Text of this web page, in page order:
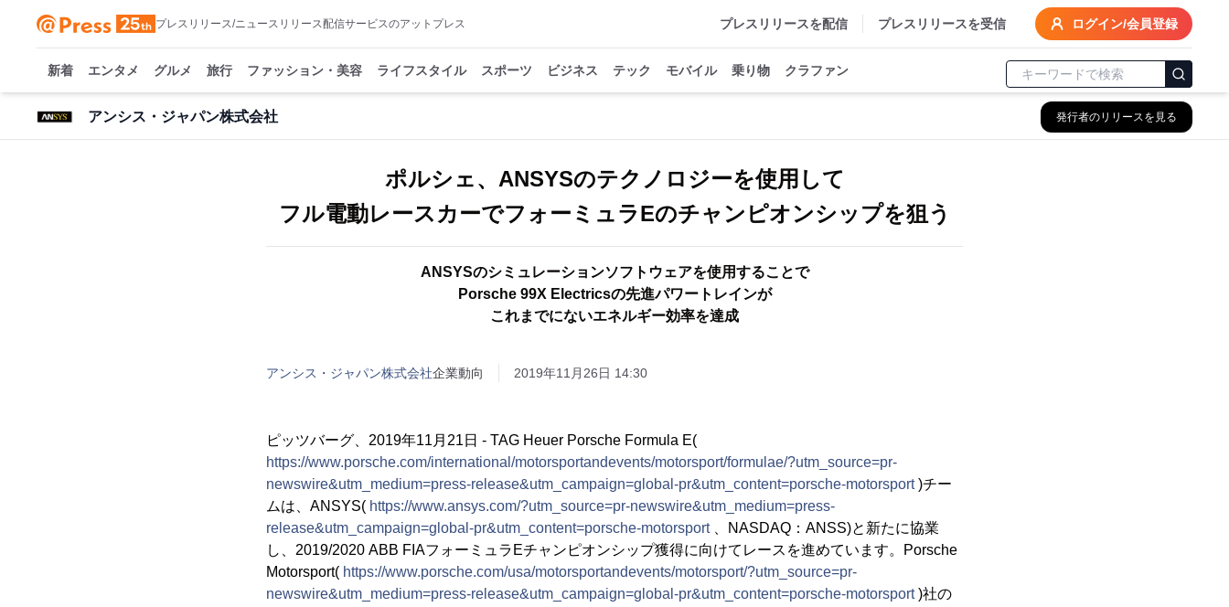
プレスリリース/ニュースリリース配信サービスのアットプレス プレスリリースを配信 プレスリリースを受信 ログイン/会員登録
新着 エンタメ グルメ 旅行 ファッション・美容 ライフスタイル スポーツ ビジネス テック モバイル 乗り物 クラファン
アンシス・ジャパン株式会社 発行者のリリースを見る
ポルシェ、ANSYSのテクノロジーを使用して
フル電動レースカーでフォーミュラEのチャンピオンシップを狙う
ANSYSのシミュレーションソフトウェアを使用することで
Porsche 99X Electricsの先進パワートレインが
これまでにないエネルギー効率を達成
アンシス・ジャパン株式会社企業動向 2019年11月26日 14:30
ピッツバーグ、2019年11月21日 - TAG Heuer Porsche Formula E(
https://www.porsche.com/international/motorsportandevents/motorsport/formulae/?utm_source=pr-
newswire&utm_medium=press-release&utm_campaign=global-pr&utm_content=porsche-motorsport)チー
ムは、ANSYS( https://www.ansys.com/?utm_source=pr-newswire&utm_medium=press-
release&utm_campaign=global-pr&utm_content=porsche-motorsport、NASDAQ：ANSS)と新たに協業
し、2019/2020 ABB FIAフォーミュラEチャンピオンシップ獲得に向けてレースを進めています。Porsche
Motorsport( https://www.porsche.com/usa/motorsportandevents/motorsport/?utm_source=pr-
newswire&utm_medium=press-release&utm_campaign=global-pr&utm_content=porsche-motorsport)社の